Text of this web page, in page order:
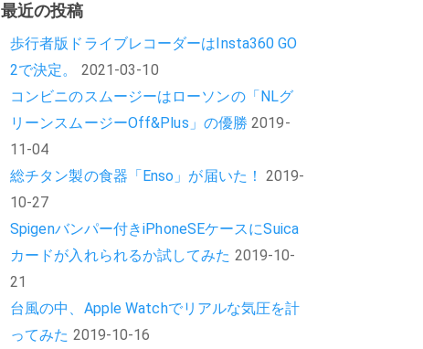
最近の投稿
歩行者版ドライブレコーダーはInsta360 GO
2で決定。
2021-03-10
コンビニのスムージーはローソンの「NLグ
リーンスムージーOff&Plus」の優勝 2019-
11-04
総チタン製の食器「Enso」が届いた！ 2019-
10-27
Spigenバンパー付きiPhoneSEケースにSuica
カードが入れられるか試してみた 2019-10-
21
台風の中、Apple Watchでリアルな気圧を計
ってみた 2019-10-16